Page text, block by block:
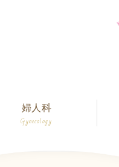
婦人科
Gynecology